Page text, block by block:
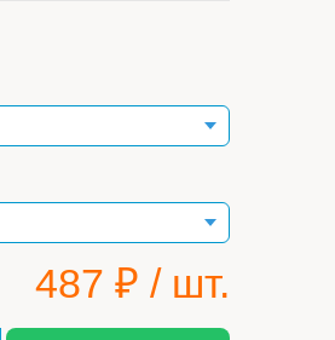
487 ₽ / шт.